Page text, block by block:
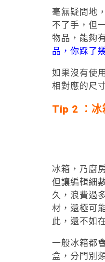
毫無疑問地
不了手，但
物品，能夠
品，你踩了
如果沒有使
相對應的尺
Tip 2 ：冰
冰箱，乃廚
但讓編輯細
久，浪費過
材，還極可
此，還不如
一般冰箱都
盒，分門別